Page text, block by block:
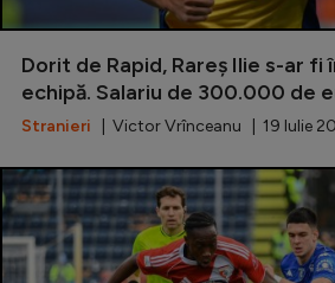
Dorit de Rapid, Rareș Ilie s-ar fi
echipă. Salariu de 300.000 de
Stranieri | Victor Vrînceanu | 19 Iulie